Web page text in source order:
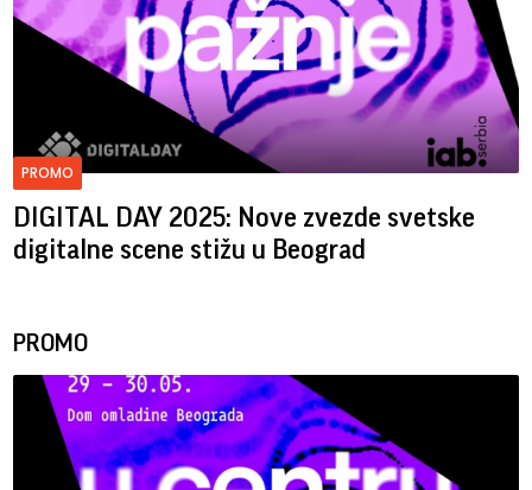
PROMO
DIGITAL DAY 2025: Nove zvezde svetske
digitalne scene stižu u Beograd
PROMO